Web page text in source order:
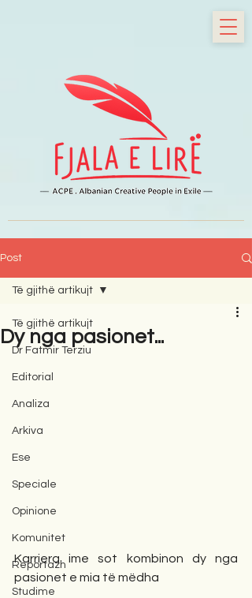
Post
Të gjithë artikujt
Dr Fatmir Terziu
Editorial
Analiza
Arkiva
Ese
Speciale
Opinione
Komunitet
Reportazh
Studime
Të gjithë artikujt
Dy nga pasionet...
Karriera ime sot kombinon dy nga
pasionet e mia të mëdha